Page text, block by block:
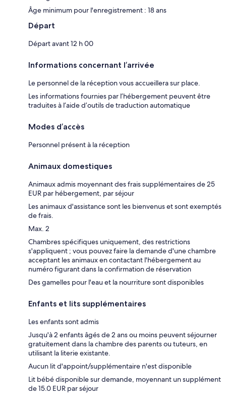
Âge minimum pour l'enregistrement : 18 ans
Départ
Départ avant 12 h 00
Informations concernant l’arrivée
Le personnel de la réception vous accueillera sur place.
Les informations fournies par l’hébergement peuvent être
traduites à l’aide d’outils de traduction automatique
Modes d’accès
Personnel présent à la réception
Animaux domestiques
Animaux admis moyennant des frais supplémentaires de 25
EUR par hébergement, par séjour
Les animaux d'assistance sont les bienvenus et sont exemptés
de frais.
Max. 2
Chambres spécifiques uniquement, des restrictions
s'appliquent ; vous pouvez faire la demande d'une chambre
acceptant les animaux en contactant l'hébergement au
numéro figurant dans la confirmation de réservation
Des gamelles pour l'eau et la nourriture sont disponibles
Enfants et lits supplémentaires
Les enfants sont admis
Jusqu'à 2 enfants âgés de 2 ans ou moins peuvent séjourner
gratuitement dans la chambre des parents ou tuteurs, en
utilisant la literie existante.
Aucun lit d'appoint/supplémentaire n'est disponible
Lit bébé disponible sur demande, moyennant un supplément
de 15.0 EUR par séjour